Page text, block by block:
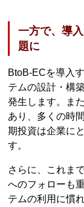
一方で、導
題に
BtoB-ECを導入
テムの設計・構
発生します。ま
あり、多くの時
期投資は企業に
す。
さらに、これま
へのフォローも
テムの利用に慣